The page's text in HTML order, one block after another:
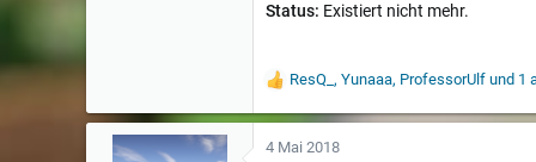
Status: Existiert nicht mehr.
W
r
t
ResQ_ , Yunaaa, ProfessorUlf und 1
4 Mai 2018